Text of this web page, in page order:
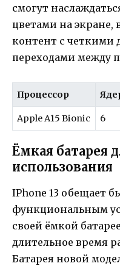
смогут
цветами на экране,
контент с четкими
переходами между
Процессор
Apple A15 Bionic 6
Ёмкая батарея
использования
IPhone 13 обещает
функциональным
своей ёмкой
длительное время
Батарея новой